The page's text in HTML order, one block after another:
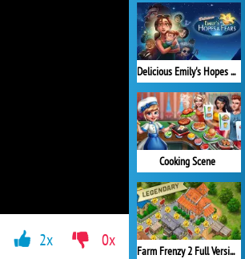
Delicious Emily's Hopes & Fears
Cooking Scene
Farm Frenzy 2 Full Version
2x 0x